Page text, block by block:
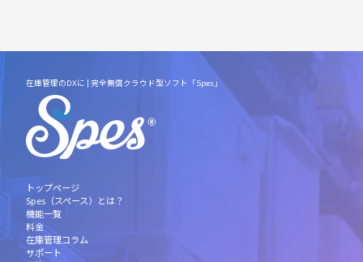
在庫管理のDXに | 完全無償クラウド型ソフト「Spes」
トップページ
Spes（スペース）とは？
機能一覧
料金
在庫管理コラム
サポート